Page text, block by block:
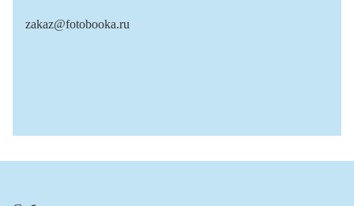
zakaz@fotobooka.ru